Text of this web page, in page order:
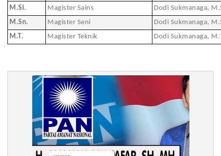
M.Si.
Magister Sains
Dodi Sukmanaga,
M.Sn.
Magister Seni
Dodi Sukmanaga,
M.T.
Magister Teknik Dodi Sukmanaga,